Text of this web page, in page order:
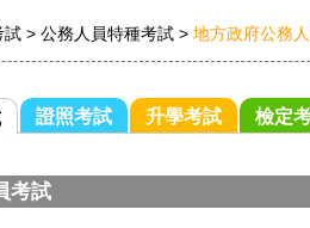
試 > 公務人員特種考試 > 地方政府公務
證照考試 升學考試 檢定
考試